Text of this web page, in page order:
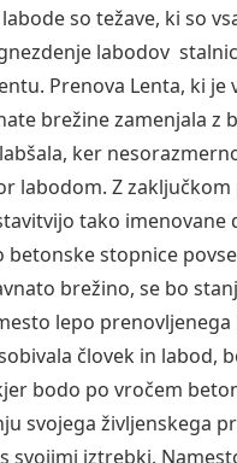
so težave, ki so
labodov
Prenova Lenta, ki je
brežine zamenjala z
ker
labodom. Z zaključkom
tako imenovane
betonske stopnice
brežino, se bo
lepo prenovljenega
človek in labod,
bodo po vročem
svojega življenskega
svojimi iztrebki.